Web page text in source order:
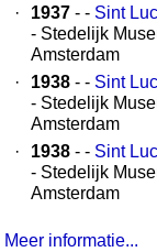
·
1937 - - Sint
- Stedelijk
Amsterdam
·
1938 - - Sint
- Stedelijk
Amsterdam
·
1938 - - Sint
- Stedelijk
Amsterdam
Meer informatie...